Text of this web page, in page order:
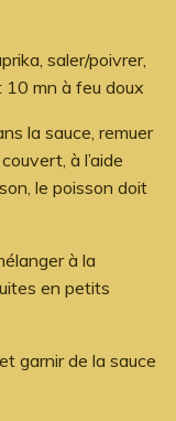
saler/poivrer,
10 mn à feu doux
la sauce, remuer
à l’aide
le poisson doit
à la
en petits
garnir de la sauce